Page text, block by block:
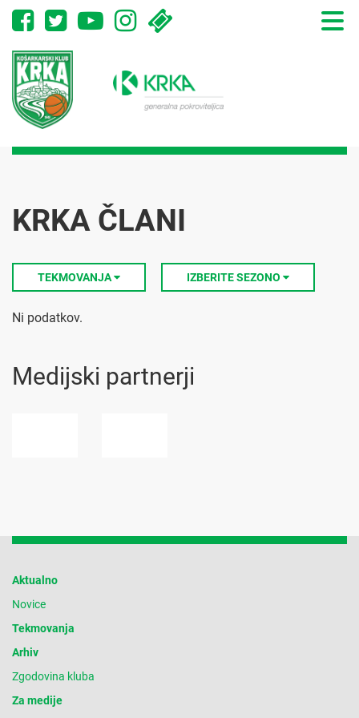
Toggle
KRKA ČLANI
TEKMOVANJA IZBERITE SEZONO
Ni podatkov.
Medijski partnerji
Aktualno
Novice
Tekmovanja
Arhiv
Zgodovina kluba
Za medije